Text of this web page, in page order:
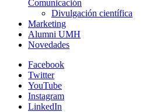
Comunicación
Divulgación científica
Marketing
Alumni UMH
Novedades
Facebook
Twitter
YouTube
Instagram
LinkedIn